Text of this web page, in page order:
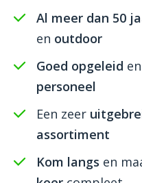
Al meer dan 50
en outdoor
Goed opgeleid en
personeel
Een zeer
assortiment
Kom langs en